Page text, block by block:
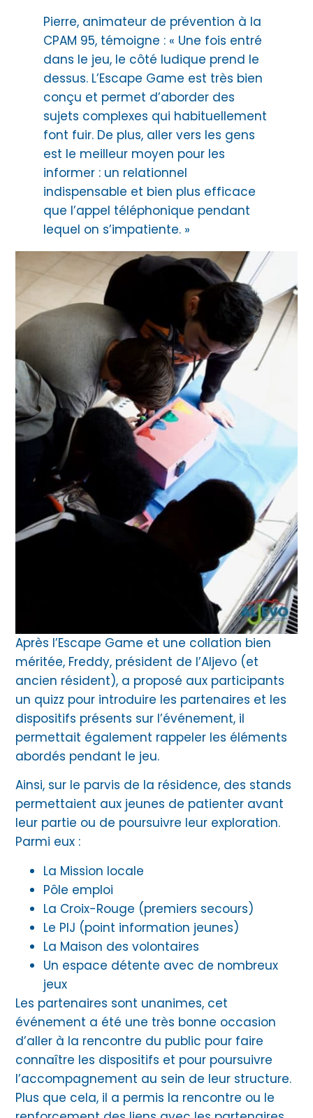
Pierre, animateur de prévention à la
CPAM 95, témoigne : « Une fois entré
dans le jeu, le côté ludique prend le
dessus. L’Escape Game est très bien
conçu et permet d’aborder des
sujets complexes qui habituellement
font fuir. De plus, aller vers les gens
est le meilleur moyen pour les
informer : un relationnel
indispensable et bien plus efficace
que l’appel téléphonique pendant
lequel on s’impatiente. »
Après l’Escape Game et une collation bien
méritée, Freddy, président de l’Aljevo (et
ancien résident), a proposé aux participants
un quizz pour introduire les partenaires et les
dispositifs présents sur l’événement, il
permettait également rappeler les éléments
abordés pendant le jeu.
Ainsi, sur le parvis de la résidence, des stands
permettaient aux jeunes de patienter avant
leur partie ou de poursuivre leur exploration.
Parmi eux :
La Mission locale
Pôle emploi
La Croix-Rouge (premiers secours)
Le PIJ (point information jeunes)
La Maison des volontaires
Un espace détente avec de nombreux
jeux
Les partenaires sont unanimes, cet
événement a été une très bonne occasion
d’aller à la rencontre du public pour faire
connaître les dispositifs et pour poursuivre
l’accompagnement au sein de leur structure.
Plus que cela, il a permis la rencontre ou le